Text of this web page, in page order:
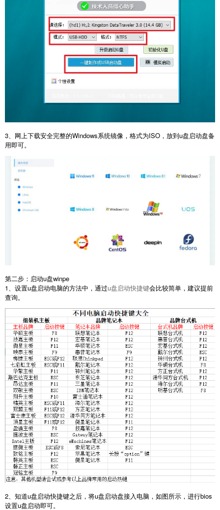
3、网上下载安全完整的Windows系统镜像，格式为ISO，放到u盘启动盘备
用即可。
第二步：启动u盘winpe
1、设置u盘启动电脑的方法中，通过u盘启动快捷键会比较简单，建议提前
查询。
2、知道u盘启动快捷键之后，将u盘启动盘接入电脑，如图所示，进行bios
设置u盘启动即可。